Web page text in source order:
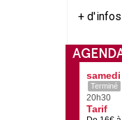
+
Terminé
20h30
Tarif